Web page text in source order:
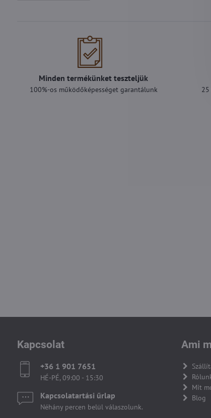
Minden termékünket teszteljük
100%-os működőképességet garantálunk
Kapcsolat
+36 1 901 7651
HÉ-PÉ, 09:00 - 15:30
Kapcsolatartási űrlap
Néhány percen belül válaszolunk.
Ami
Mit
Blog